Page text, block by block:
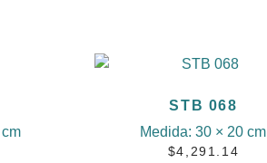
STB 068
Medida:30 × 20 cm
$4,291.14